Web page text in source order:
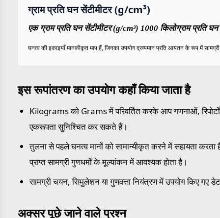
ग्राम प्रति घन सेंटीमीटर (g/cm³)
एक ग्राम प्रति घन सेंटीमीटर (g/cm³) 1000 किलोग्राम प्रति
घनत्व की इकाइयाँ मानकीकृत माप हैं, जिनका उपयोग द्रव्यमान प्रति आयतन के रूप में
इस रूपांतरण का उपयोग कहाँ किया जाता है
Kilograms को Grams में परिवर्तित करके आप गणनाओं, रिपोर्टों
एकरूपता सुनिश्चित कर सकते हैं।
तुलना से पहले घनत्व मानों को सामान्यीकृत करने में सहायता करता
प्राप्त सामग्री गुणधर्मों के मूल्यांकन में आवश्यक होता है।
सामग्री चयन, सिमुलेशन या गुणवत्ता नियंत्रण में उपयोग किए गए
अक्सर पूछे जाने वाले प्रश्न